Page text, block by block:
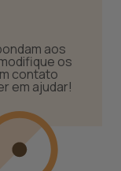
aos
os
contato
em ajudar!